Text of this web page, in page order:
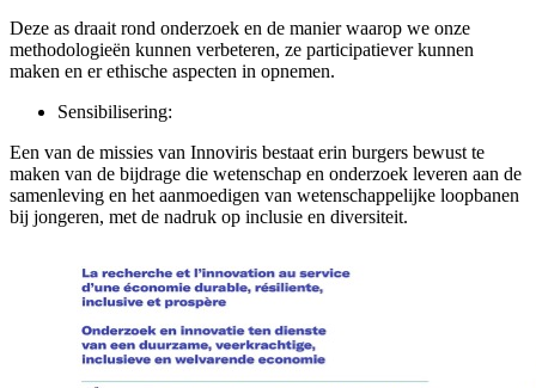
Deze as draait rond onderzoek en de manier waarop we onze
methodologieën kunnen verbeteren, ze participatiever kunnen
maken en er ethische aspecten in opnemen.
Sensibilisering:
Een van de missies van Innoviris bestaat erin burgers bewust te
maken van de bijdrage die wetenschap en onderzoek leveren aan de
samenleving en het aanmoedigen van wetenschappelijke loopbanen
bij jongeren, met de nadruk op inclusie en diversiteit.